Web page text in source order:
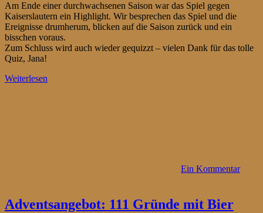
Am Ende einer durchwachsenen Saison war das Spiel gegen
Kaiserslautern ein Highlight. Wir besprechen das Spiel und die
Ereignisse drumherum, blicken auf die Saison zurück und ein
bisschen voraus.
Zum Schluss wird auch wieder gequizzt – vielen Dank für das tolle
Quiz, Jana!
Weiterlesen
Ein Kommentar
Adventsangebot: 111 Gründe mit Bier